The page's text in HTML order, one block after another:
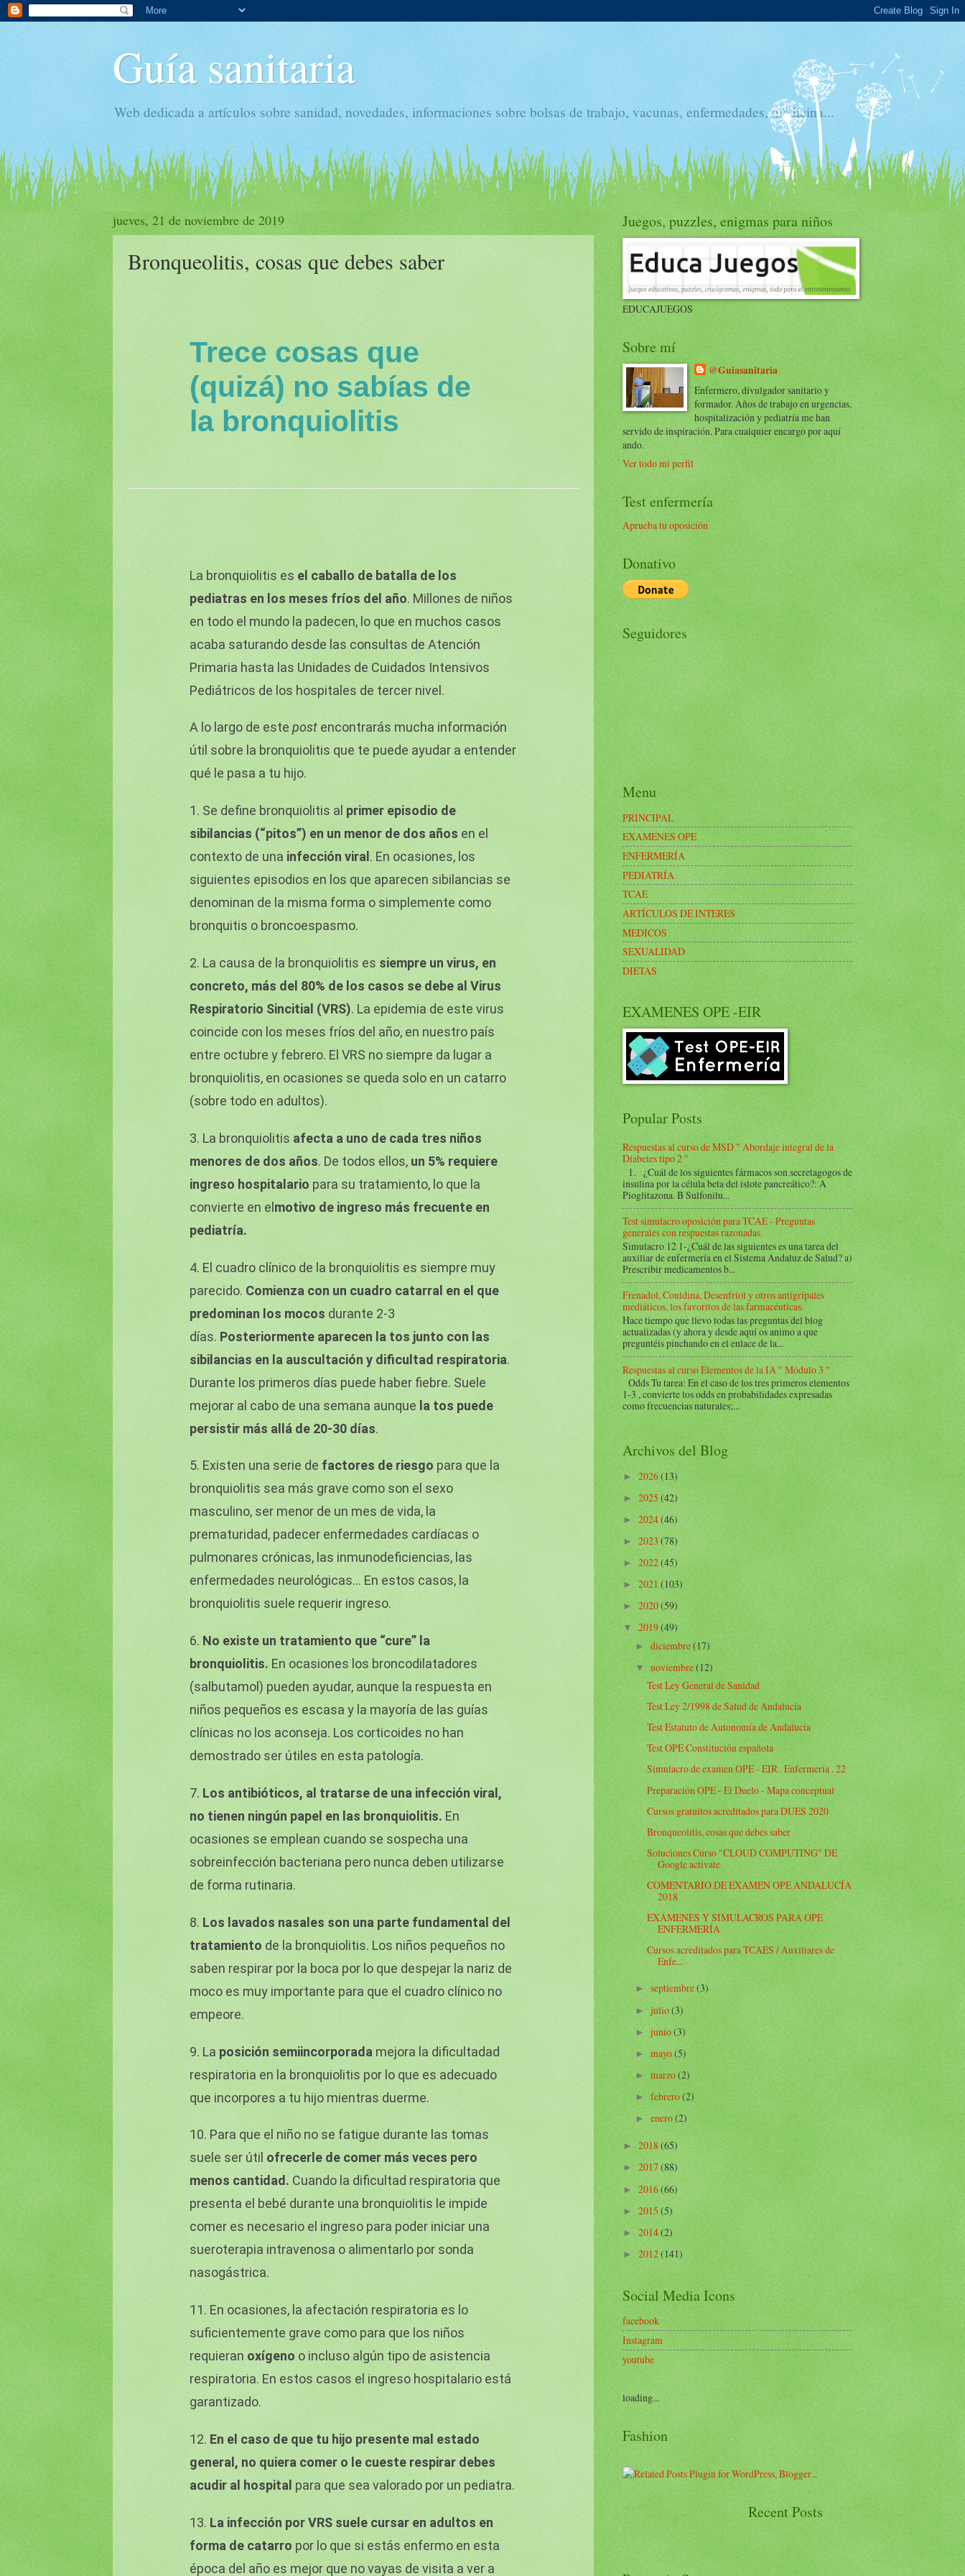
Guía sanitaria
Web dedicada a artículos sobre sanidad, novedades, informaciones sobre bolsas de trabajo, vacunas, enfermedades, medicina...
jueves, 21 de noviembre de 2019
Bronqueolitis, cosas que debes saber
Trece cosas que
(quizá) no sabías de
la bronquiolitis
La bronquiolitis es el caballo de batalla de los
pediatras en los meses fríos del año. Millones de niños
en todo el mundo la padecen, lo que en muchos casos
acaba saturando desde las consultas de Atención
Primaria hasta las Unidades de Cuidados Intensivos
Pediátricos de los hospitales de tercer nivel.
A lo largo de estepost encontrarás mucha información
útil sobre la bronquiolitis que te puede ayudar a entender
qué le pasa a tu hijo.
1. Se define bronquiolitis al primer episodio de
sibilancias (“pitos”) en un menor de dos años en el
contexto de una infección viral . En ocasiones, los
siguientes episodios en los que aparecen sibilancias se
denominan de la misma forma o simplemente como
bronquitis o broncoespasmo.
2. La causa de la bronquiolitis es siempre un virus, en
concreto, más del 80% de los casos se debe al Virus
Respiratorio Sincitial (VRS). La epidemia de este virus
coincide con los meses fríos del año, en nuestro país
entre octubre y febrero. El VRS no siempre da lugar a
bronquiolitis, en ocasiones se queda solo en un catarro
(sobre todo en adultos).
3. La bronquiolitis afecta a uno de cada tres niños
menores de dos años. De todos ellos, un 5% requiere
ingreso hospitalario para su tratamiento, lo que la
convierte en elmotivo de ingreso más frecuente en
pediatría.
4. El cuadro clínico de la bronquiolitis es siempre muy
parecido. Comienza con un cuadro catarral en el que
predominan los mocos durante 2-3
días. Posteriormente aparecen la tos junto con las
sibilancias en la auscultación y dificultad respiratoria.
Durante los primeros días puede haber fiebre. Suele
mejorar al cabo de una semana aunque la tos puede
persistir más allá de 20-30 días.
5. Existen una serie de factores de riesgo para que la
bronquiolitis sea más grave como son el sexo
masculino, ser menor de un mes de vida, la
prematuridad, padecer enfermedades cardíacas o
pulmonares crónicas, las inmunodeficiencias, las
enfermedades neurológicas… En estos casos, la
bronquiolitis suele requerir ingreso.
6. No existe un tratamiento que “cure” la
bronquiolitis. En ocasiones los broncodilatadores
(salbutamol) pueden ayudar, aunque la respuesta en
niños pequeños es escasa y la mayoría de las guías
clínicas no los aconseja. Los corticoides no han
demostrado ser útiles en esta patología.
7. Los antibióticos, al tratarse de una infección viral,
no tienen ningún papel en las bronquiolitis. En
ocasiones se emplean cuando se sospecha una
sobreinfección bacteriana pero nunca deben utilizarse
de forma rutinaria.
8. Los lavados nasales son una parte fundamental del
tratamiento de la bronquiolitis. Los niños pequeños no
saben respirar por la boca por lo que despejar la nariz de
moco es muy importante para que el cuadro clínico no
empeore.
9. La posición semiincorporada mejora la dificultadad
respiratoria en la bronquiolitis por lo que es adecuado
que incorpores a tu hijo mientras duerme.
10. Para que el niño no se fatigue durante las tomas
suele ser útil ofrecerle de comer más veces pero
menos cantidad. Cuando la dificultad respiratoria que
presenta el bebé durante una bronquiolitis le impide
comer es necesario el ingreso para poder iniciar una
sueroterapia intravenosa o alimentarlo por sonda
nasogástrica.
11. En ocasiones, la afectación respiratoria es lo
suficientemente grave como para que los niños
requieran oxígeno o incluso algún tipo de asistencia
respiratoria. En estos casos el ingreso hospitalario está
garantizado.
12. En el caso de que tu hijo presente mal estado
general, no quiera comer o le cueste respirar debes
acudir al hospital para que sea valorado por un pediatra.
13. La infección por VRS suele cursar en adultos en
forma de catarro por lo que si estás enfermo en esta
época del año es mejor que no vayas de visita a ver a
Juegos, puzzles, enigmas para niños
EDUCAJUEGOS
Sobre mí
@Guiasanitaria
Enfermero, divulgador sanitario y
formador. Años de trabajo en urgencias,
hospitalización y pediatría me han
servido de inspiración. Para cualquier encargo por aquí
ando.
Ver todo mi perfil
Test enfermería
Aprueba tu oposición
Donativo
Seguidores
Menu
PRINCIPAL
EXAMENES OPE
ENFERMERÍA
PEDIATRÍA
TCAE
ARTÍCULOS DE INTERES
MEDICOS
SEXUALIDAD
DIETAS
EXAMENES OPE -EIR
Popular Posts
Respuestas al curso de MSD " Abordaje integral de la
Diabetes tipo 2 "
1. ¿Cuál de los siguientes fármacos son secretagogos de
insulina por la célula beta del islote pancreático?: A
Pioglitazona. B Sulfonilu...
Test simulacro oposición para TCAE - Preguntas
generales con respuestas razonadas
Simulacro 12 1-¿Cuál de las siguientes es una tarea del
auxiliar de enfermería en el Sistema Andaluz de Salud? a)
Prescribir medicamentos b...
Frenadol, Couldina, Desenfriol y otros antigripales
mediáticos, los favoritos de las farmacéuticas.
Hace tiempo que llevo todas las preguntas del blog
actualizadas (y ahora y desde aquí os animo a que
preguntéis pinchando en el enlace de la...
Respuestas al curso Elementos de la IA " Módulo 3 "
Odds Tu tarea: En el caso de los tres primeros elementos
1-3 , convierte los odds en probabilidades expresadas
como frecuencias naturales;...
Archivos del Blog
►2026(13)
►2025(42)
►2024(46)
►2023(78)
►2022(45)
►2021(103)
►2020(59)
▼2019(49)
► diciembre(17)
▼noviembre(12)
Test Ley General de Sanidad
Test Ley 2/1998 de Salud de Andalucía
Test Estatuto de Autonomía de Andalucía
Test OPE Constitución española
Simulacro de examen OPE - EIR . Enfermería . 22
Preparación OPE - El Duelo - Mapa conceptual
Cursos gratuitos acreditados para DUES 2020
Bronqueolitis, cosas que debes saber
Soluciones Curso "CLOUD COMPUTING" DE
Google activate
COMENTARIO DE EXAMEN OPE ANDALUCÍA
2018
EXÁMENES Y SIMULACROS PARA OPE
ENFERMERÍA
Cursos acreditados para TCAES / Auxiliares de
Enfe...
►septiembre(3)
►julio(3)
►junio(3)
►mayo(5)
►marzo(2)
►febrero(2)
►enero(2)
►2018(65)
►2017(88)
►2016(66)
►2015(5)
►2014(2)
►2012(141)
Social Media Icons
facebook
Instagram
youtube
loading...
Fashion
Recent Posts